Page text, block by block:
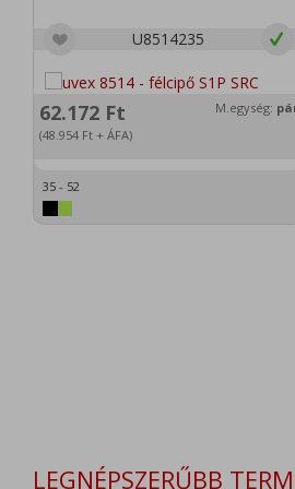
U8514235
62.172 Ft
(48.954 Ft + ÁFA)
M.egység:
35 - 52
LEGNÉPSZERŰBB